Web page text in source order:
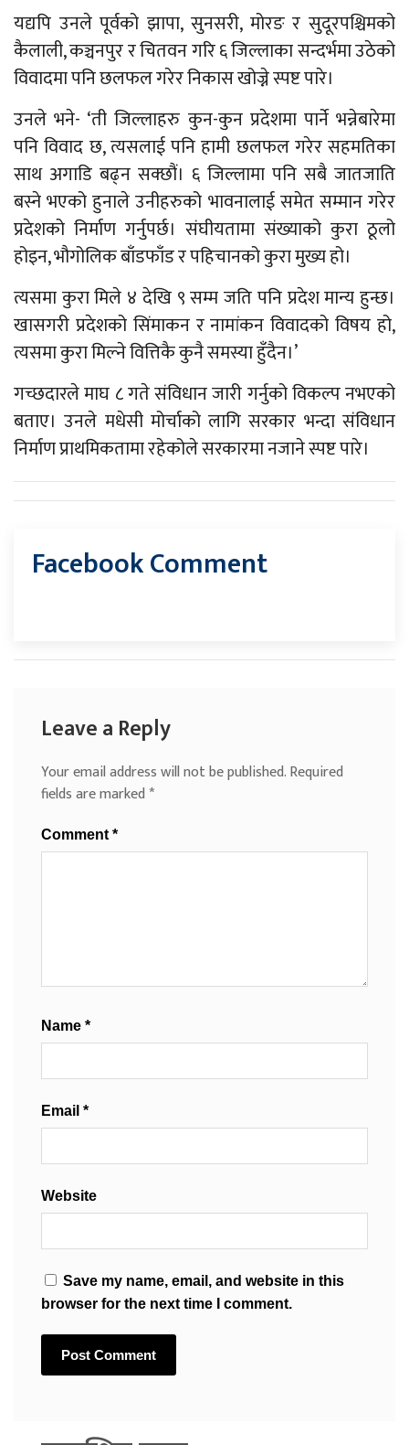
यद्यपि उनले पूर्वको झापा, सुनसरी, मोरङ र सुदूरपश्चिमको
कैलाली, कञ्चनपुर र चितवन गरि ६ जिल्लाका सन्दर्भमा उठेको
विवादमा पनि छलफल गरेर निकास खोज्ने स्पष्ट पारे।
उनले भने- ‘ती जिल्लाहरु कुन-कुन प्रदेशमा पार्ने भन्नेबारेमा
पनि विवाद छ, त्यसलाई पनि हामी छलफल गरेर सहमतिका
साथ अगाडि बढ्न सक्छौं। ६ जिल्लामा पनि सबै जातजाति
बस्ने भएको हुनाले उनीहरुको भावनालाई समेत सम्मान गरेर
प्रदेशको निर्माण गर्नुपर्छ। संघीयतामा संख्याको कुरा ठूलो
होइन, भौगोलिक बाँडफाँड र पहिचानको कुरा मुख्य हो।
त्यसमा कुरा मिले ४ देखि ९ सम्म जति पनि प्रदेश मान्य हुन्छ।
खासगरी प्रदेशको सिंमाकन र नामांकन विवादको विषय हो,
त्यसमा कुरा मिल्ने वित्तिकै कुनै समस्या हुँदैन।’
गच्छदारले माघ ८ गते संविधान जारी गर्नुको विकल्प नभएको
बताए। उनले मधेसी मोर्चाको लागि सरकार भन्दा संविधान
निर्माण प्राथमिकतामा रहेकोले सरकारमा नजाने स्पष्ट पारे।
Facebook Comment
Leave a Reply
Your email address will not be published.Required
fields are marked*
Comment *
Name *
Email *
Website
Save my name, email, and website in this
browser for the next time I comment.